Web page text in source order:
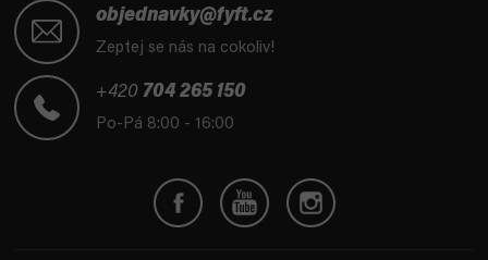
objednavky@fyft.cz
Zeptej se nás na cokoliv!
+420 704 265 150
Po-Pá 8:00 - 16:00